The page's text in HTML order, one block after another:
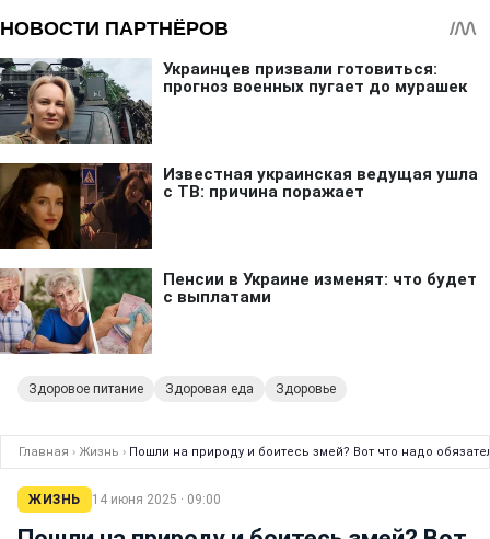
Здоровое питание Здоровая еда Здоровье
Главная › Жизнь › Пошли на природу и боитесь змей? Вот что надо
ЖИЗНЬ 14 июня 2025 · 09:00